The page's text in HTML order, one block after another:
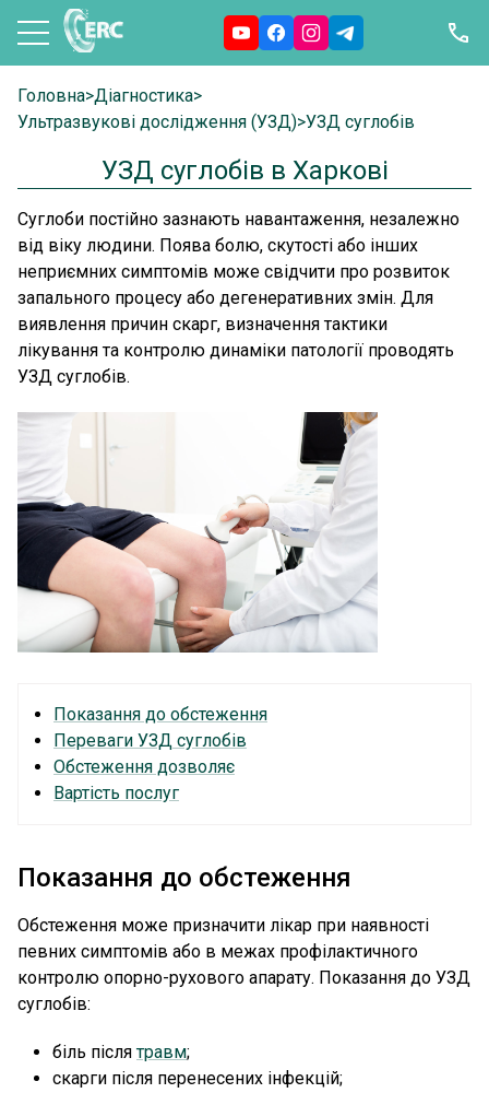
Головна> Діагностика>
Ультразвукові дослідження (УЗД)> УЗД суглобів
УЗД суглобів в Харкові
Суглоби постійно зазнають навантаження, незалежно
від віку людини. Поява болю, скутості або інших
неприємних симптомів може свідчити про розвиток
запального процесу або дегенеративних змін. Для
виявлення причин скарг, визначення тактики
лікування та контролю динаміки патології проводять
УЗД суглобів.
Показання до обстеження
Переваги УЗД суглобів
Обстеження дозволяє
Вартість послуг
Показання до обстеження
Обстеження може призначити лікар при наявності
певних симптомів або в межах профілактичного
контролю опорно-рухового апарату. Показання до УЗД
суглобів:
біль післятравм;
скарги після перенесених інфекцій;